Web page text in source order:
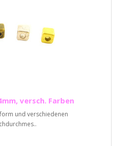
versch. Farben
und verschiedenen